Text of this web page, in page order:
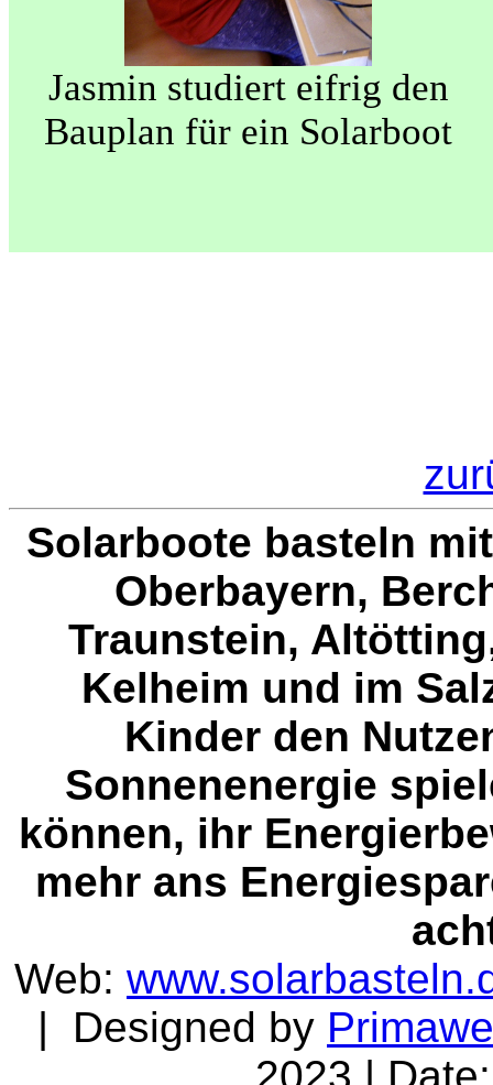
Jasmin studiert eifrig den
Bauplan für ein Solarboot
Solarboote basteln
Oberbayern,
Traunstein,
Kelheim und im
Kinder den
Sonnenenergie
können, ihr
mehr ans
Web:
| Designed by